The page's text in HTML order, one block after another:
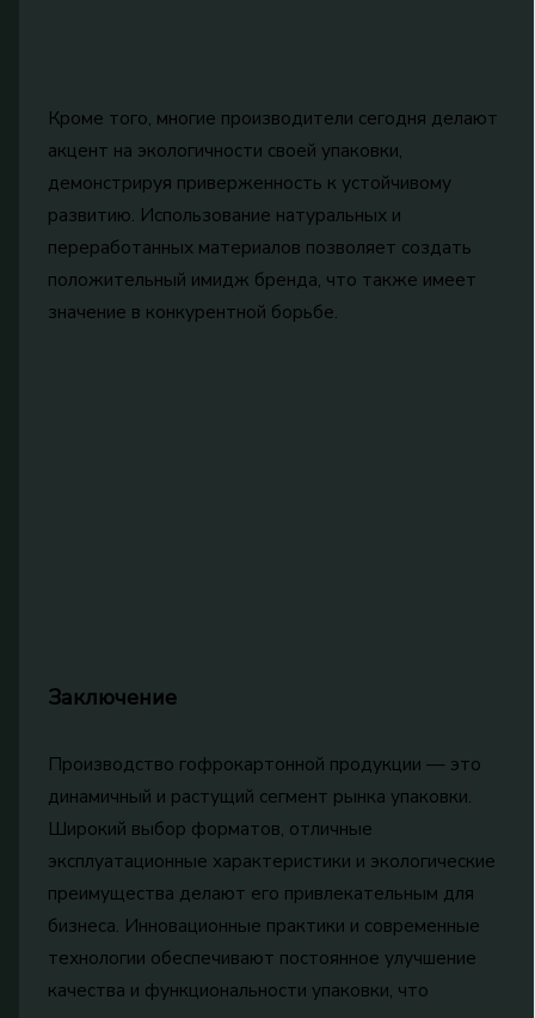
Кроме того, многие производители сегодня делают
акцент на экологичности своей упаковки,
демонстрируя приверженность к устойчивому
развитию. Использование натуральных и
переработанных материалов позволяет создать
положительный имидж бренда, что также имеет
значение в конкурентной борьбе.
Заключение
Производство гофрокартонной продукции — это
динамичный и растущий сегмент рынка упаковки.
Широкий выбор форматов, отличные
эксплуатационные характеристики и экологические
преимущества делают его привлекательным для
бизнеса. Инновационные практики и современные
технологии обеспечивают постоянное улучшение
качества и функциональности упаковки, что